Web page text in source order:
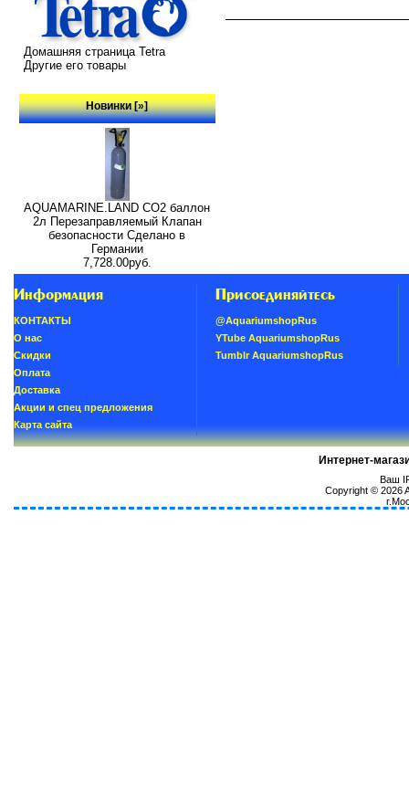
Домашняя страница Tetra
Другие его товары
Новинки [»]
AQUAMARINE.LAND CO2 баллон
2л Перезаправляемый Клапан
безопасности Сделано в
Германии
7,728.00руб.
Информация
КОНТАКТЫ
О нас
Скидки
Oплатa
Доставка
Акции и спец предложения
Карта сайта
Присоединяйтесь
@AquariumshopRus
YTube AquariumshopRus
Tumblr AquariumshopRus
Интернет-
Ваш
Copyright © 2026